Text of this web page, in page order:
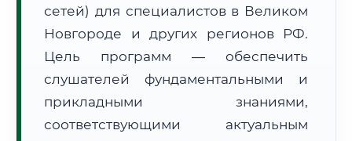
Расчет логистики оригиналов:
• Маршрут транзита:~3 092 км
• Экспресс-доставка СДЭК / Почтой:4–6 рабочих дней
сетей) для специалистов в Великом
Новгороде и других регионов РФ.
Цель программ — обеспечить
слушателей фундаментальными и
прикладными знаниями,
соответствующими актуальным